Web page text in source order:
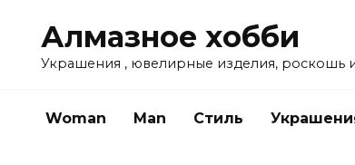
содержанию
Алмазное хобби
Украшения , ювелирные изделия, роскошь
Woman Man Стиль